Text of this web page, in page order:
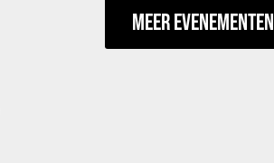
MEER EVENEMENTEN